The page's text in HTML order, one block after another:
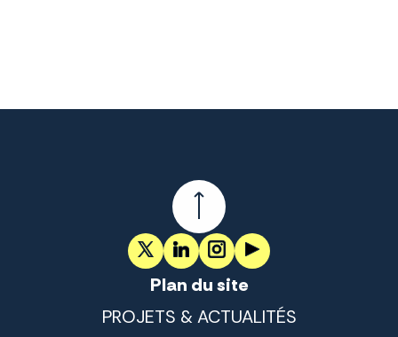
Plan du site
PROJETS & ACTUALITÉS